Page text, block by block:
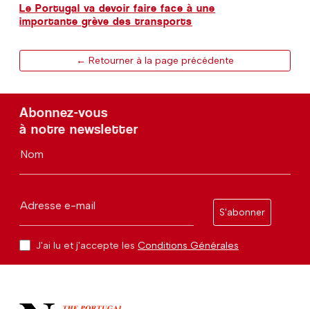
Le Portugal va devoir faire face à une
importante grève des transports
← Retourner à la page précédente
Abonnez-vous
à notre newsletter
Nom
Adresse e-mail
S'abonner
J'ai lu et j'accepte les Conditions Générales